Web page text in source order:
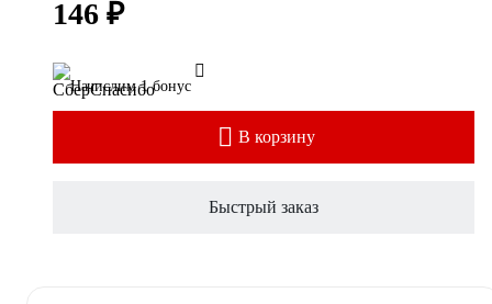
146 ₽
Начислим 1 бонус
В корзину
Быстрый заказ